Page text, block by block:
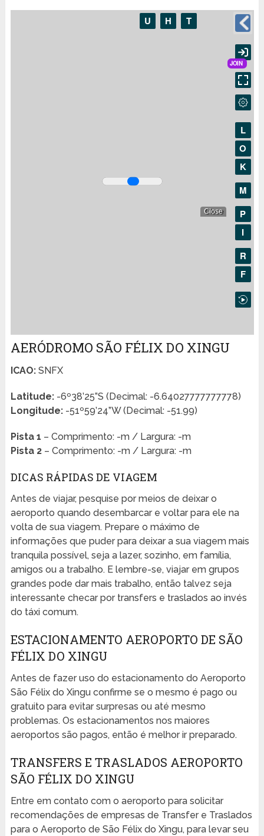
AERÓDROMO SÃO FÉLIX DO XINGU
ICAO:SNFX
Latitude:-6º38’25”S (Decimal: -6.64027777777778)
Longitude:-51º59’24”W (Decimal: -51.99)
Pista 1 – Comprimento: -m / Largura: -m
Pista 2– Comprimento: -m / Largura: -m
DICAS RÁPIDAS DE VIAGEM
Antes de viajar, pesquise por meios de deixar o
aeroporto quando desembarcar e voltar para ele na
volta de sua viagem. Prepare o máximo de
informações que puder para deixar a sua viagem mais
tranquila possível, seja a lazer, sozinho, em família,
amigos ou a trabalho. E lembre-se, viajar em grupos
grandes pode dar mais trabalho, então talvez seja
interessante checar por transfers e traslados ao invés
do táxi comum.
ESTACIONAMENTO AEROPORTO DE SÃO
FÉLIX DO XINGU
Antes de fazer uso do estacionamento do Aeroporto
São Félix do Xingu confirme se o mesmo é pago ou
gratuito para evitar surpresas ou até mesmo
problemas. Os estacionamentos nos maiores
aeroportos são pagos, então é melhor ir preparado.
TRANSFERS E TRASLADOS AEROPORTO
SÃO FÉLIX DO XINGU
Entre em contato com o aeroporto para solicitar
recomendações de empresas de Transfer e Traslados
para o Aeroporto de São Félix do Xingu, para levar seu